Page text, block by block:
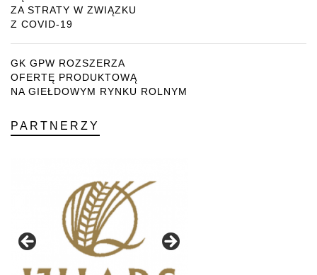
ZA STRATY W ZWIĄZKU
Z COVID-19
GK GPW ROZSZERZA
OFERTĘ PRODUKTOWĄ
NA GIEŁDOWYM RYNKU ROLNYM
PARTNERZY